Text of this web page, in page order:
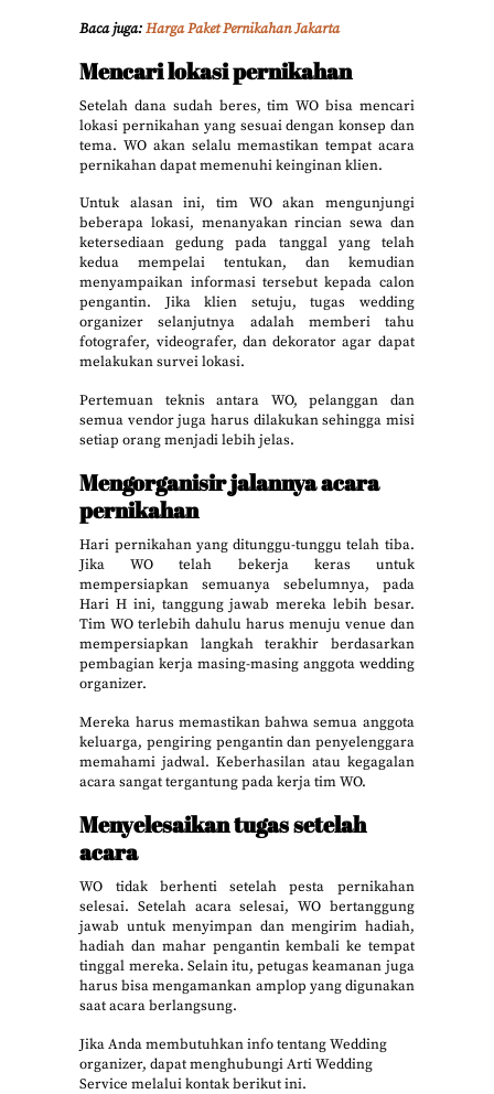
Baca juga:Harga Paket Pernikahan Jakarta
Mencari lokasi pernikahan
Setelah dana sudah beres, tim WO bisa mencari
lokasi pernikahan yang sesuai dengan konsep dan
tema. WO akan selalu memastikan tempat acara
pernikahan dapat memenuhi keinginan klien.
Untuk alasan ini, tim WO akan mengunjungi
beberapa lokasi, menanyakan rincian sewa dan
ketersediaan gedung pada tanggal yang telah
kedua mempelai tentukan, dan kemudian
menyampaikan informasi tersebut kepada calon
pengantin. Jika klien setuju, tugas wedding
organizer selanjutnya adalah memberi tahu
fotografer, videografer, dan dekorator agar dapat
melakukan survei lokasi.
Pertemuan teknis antara WO, pelanggan dan
semua vendor juga harus dilakukan sehingga misi
setiap orang menjadi lebih jelas.
Mengorganisir jalannya acara
pernikahan
Hari pernikahan yang ditunggu-tunggu telah tiba.
Jika WO telah bekerja keras untuk
mempersiapkan semuanya sebelumnya, pada
Hari H ini, tanggung jawab mereka lebih besar.
Tim WO terlebih dahulu harus menuju venue dan
mempersiapkan langkah terakhir berdasarkan
pembagian kerja masing-masing anggota wedding
organizer.
Mereka harus memastikan bahwa semua anggota
keluarga, pengiring pengantin dan penyelenggara
memahami jadwal. Keberhasilan atau kegagalan
acara sangat tergantung pada kerja tim WO.
Menyelesaikan tugas setelah
acara
WO tidak berhenti setelah pesta pernikahan
selesai. Setelah acara selesai, WO bertanggung
jawab untuk menyimpan dan mengirim hadiah,
hadiah dan mahar pengantin kembali ke tempat
tinggal mereka. Selain itu, petugas keamanan juga
harus bisa mengamankan amplop yang digunakan
saat acara berlangsung.
Jika Anda membutuhkan info tentang Wedding
organizer, dapat menghubungi Arti Wedding
Service melalui kontak berikut ini.